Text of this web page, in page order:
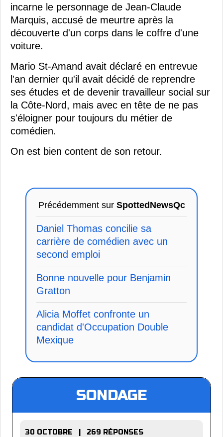
incarne le personnage de Jean-Claude
Marquis, accusé de meurtre après la
découverte d'un corps dans le coffre d'une
voiture.
Mario St-Amand avait déclaré en entrevue
l'an dernier qu'il avait décidé de reprendre
ses études et de devenir travailleur social sur
la Côte-Nord, mais avec en tête de ne pas
s'éloigner pour toujours du métier de
comédien.
On est bien content de son retour.
Précédemment sur SpottedNewsQc
Daniel Thomas concilie sa
carrière de comédien avec un
second emploi
Bonne nouvelle pour Benjamin
Gratton
Alicia Moffet confronte un
candidat d'Occupation Double
Mexique
SONDAGE
30 OCTOBRE | 269 RÉPONSES